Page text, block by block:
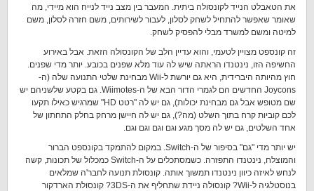
את הטאבלט הנייד לקונסולה ביתית. המעבר בין מצב נייד לנייח הוא מיידי, מה
שאומר שאפשר להתחיל לשחק לסלון, לעבור לשירותים, משם חזרה לסלון, משם
למיטה ומשם למשרד מבלי להפסיק לשחק.
זה קונספט מצויין לטעמי, והוא עדיין הלב של הקונסולה הזאת. אבל באירוע
החשיפה הזו, נינטנדו הראתה שיש לה עוד מלא שפנים בכובע. יותר מדי שפנים.
חוץ מהיותה היברידית, היא גם יורשת ל-Wii מבחינת שלטי התנועה שלה (ה-
Joycons החדשים הם לגמרי הדור הבא של ה-Wiimotes. גם בקטע שלשניהם יש
שם מטופש אבל גם מבחינת יכולות), גם יש לה "רטט HD" שמרגיש כאילו תקעו
לכם קוביות קרח בתוך השלט (מה?), גם יש לה חיישן מרחק בחלק התחתון של
אחד השלטים, גם יש לה מסך מגע וגם וגם וגם וגם.
יש יותר מדי "גם" בסיפור של ה-Switch. במקום להתמקד בקונספט הברור
והמוצלח, נינטנדו התפזרה. כשמסתכלים על ה-Switch כמכלול של תכונות, קשה
לנחש לאיזה כיוון נינטנדו תמשוך אותה. קונסולת תנועה לחבר'ה שמלאים
בנוסטלגיה ל-Wii? קונסולה ניידת שתחליף את ה-3DS? קונסולת הארדקור